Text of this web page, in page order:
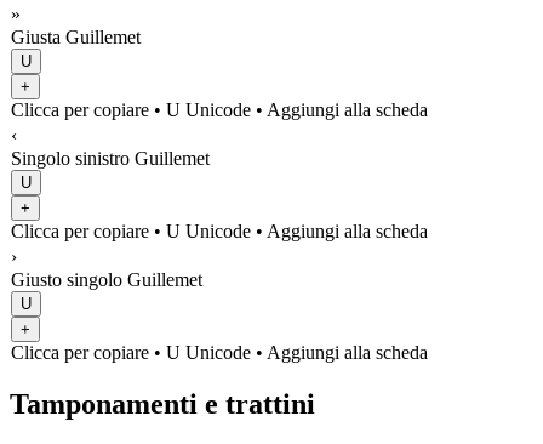
»
Giusta Guillemet
U
+
Clicca per copiare • U Unicode • Aggiungi alla scheda
‹
Singolo sinistro Guillemet
U
+
Clicca per copiare • U Unicode • Aggiungi alla scheda
›
Giusto singolo Guillemet
U
+
Clicca per copiare • U Unicode • Aggiungi alla scheda
Tamponamenti e trattini